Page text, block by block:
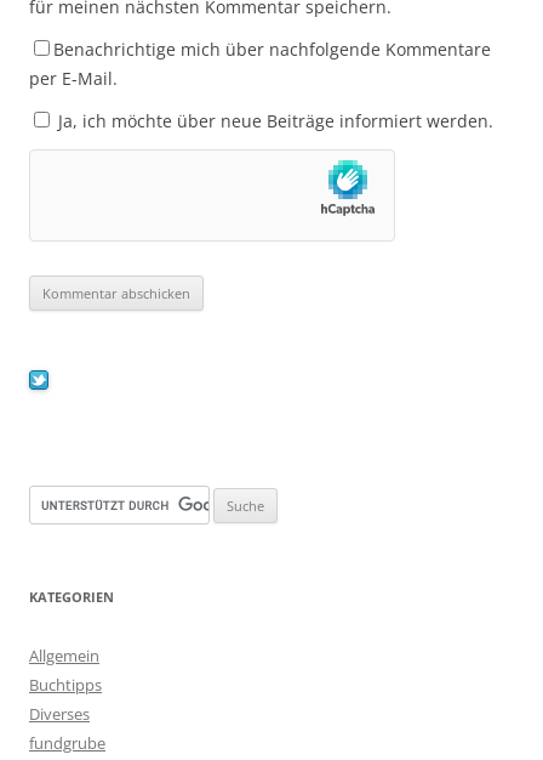
für meinen nächsten Kommentar speichern.
Benachrichtige mich über nachfolgende Kommentare
per E-Mail.
Ja, ich möchte über neue Beiträge informiert werden.
KATEGORIEN
Allgemein
Buchtipps
Diverses
fundgrube